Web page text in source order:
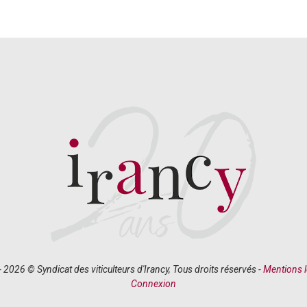
2026 © Syndicat des viticulteurs d'Irancy, Tous droits réservés -Mentions
Connexion